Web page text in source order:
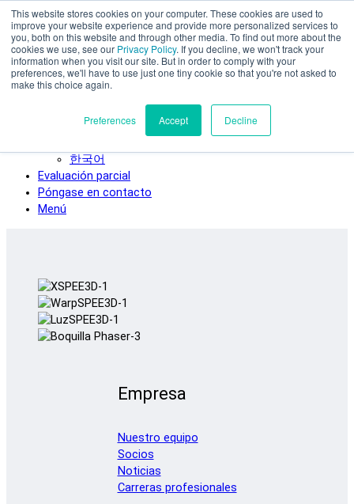
This website stores cookies on your computer. These cookies are used to
improve your website experience and provide more personalized services to
you, both on this website and through other media. To find out more about the
cookies we use, see our Privacy Policy. If you decline, we won't track your
information when you visit our site. But in order to comply with your
preferences, we'll have to use just one tiny cookie so that you're not asked to
make this choice again.
Preferences Accept Decline
Ir al contenido principal
SPEE3D
Español
English
Deutsch
Italiano
한국어
Evaluación parcial
Póngase en contacto
Menú
Empresa
Nuestro equipo
Socios
Noticias
Carreras profesionales